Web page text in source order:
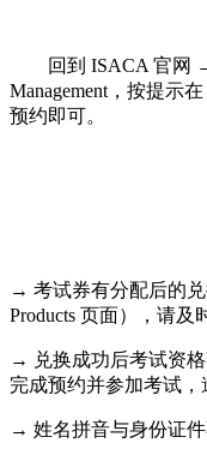
回到 ISACA 官网 →
Management，按提示
预约即可。
→ 考试券有分配后的兑
Products 页面），请及
→ 兑换成功后考试资
完成预约并参加考试，
→ 姓名拼音与身份证件